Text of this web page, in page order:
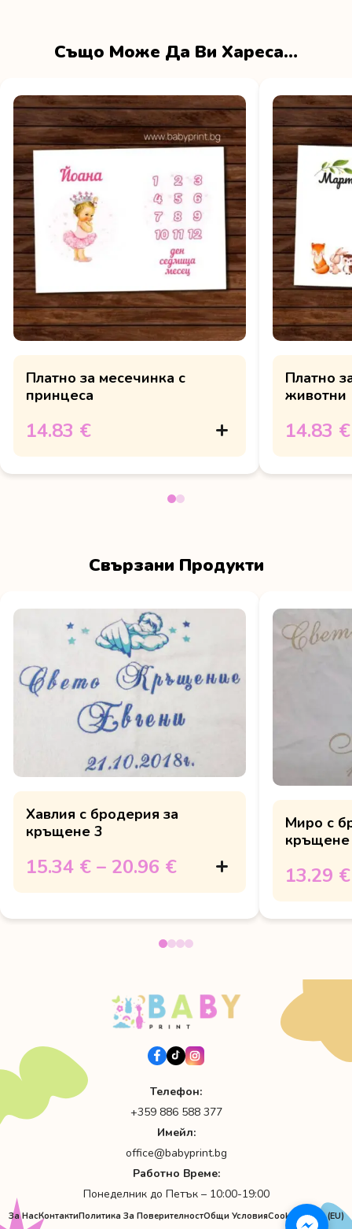
Също Може Да Ви Хареса…
Платно за месечинка с
принцеса
14.83 €
Платно
животни
14.83 €
Свързани Продукти
Хавлия с бродерия за
кръщене 3
15.34 € – 20.96 €
Миро с
13.29 €
Телефон:
+359 886 588 377
Имейл:
office@babyprint.bg
Работно Време:
Понеделник до Петък – 10:00-19:00
За НасКонтактиПолитика За ПоверителностОбщи УсловияCookie Policy (EU)